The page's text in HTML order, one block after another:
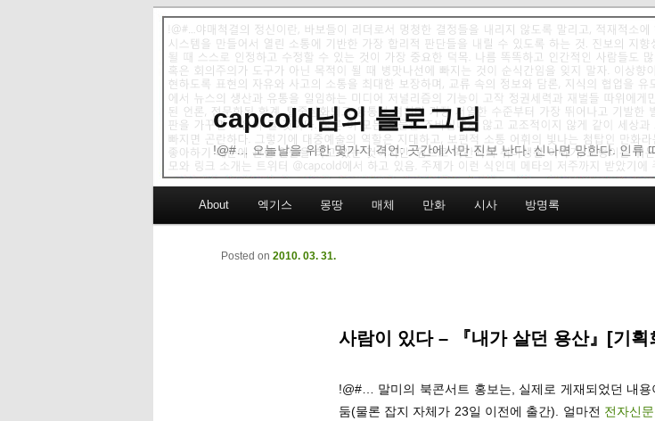
capcold님의 블로그님
!@#… 오늘날을 위한 몇가지 격언: 곳간에서만 진보 난다. 신나면 망한다. 인류
Skip to primary content
Skip to secondary content
About 엑기스 몽땅 매체 만화 시사 방명록
사람이 있다 – 『내가 살던 용산』[기획
Posted on 2010. 03. 31.
!@#… 말미의 북콘서트 홍보는, 실제로 게재되었던 내
둠(물론 잡지 자체가 23일 이전에 출간). 얼마전 전자신